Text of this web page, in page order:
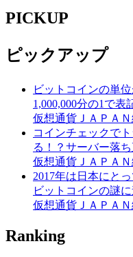
PICKUP
ピックアップ
ビットコインの単
1,000,000分の1で表
仮想通貨ＪＡＰＡ
コインチェックで
る！？サーバー落
仮想通貨ＪＡＰＡ
2017年は日本にと
ビットコインの謎に
仮想通貨ＪＡＰＡ
Ranking